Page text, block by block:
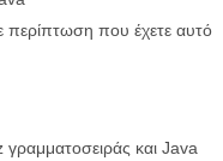
περίπτωση που έχετε αυτό
και Java